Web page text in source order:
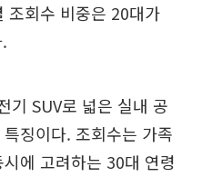
조회수 비중은 20대가
기 SUV로 넓은 실내 공
징이다. 조회수는 가족
에 고려하는 30대 연령